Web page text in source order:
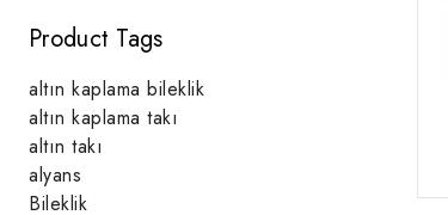
Product Tags
altın kaplama bileklik
altın kaplama takı
altın takı
alyans
Bileklik